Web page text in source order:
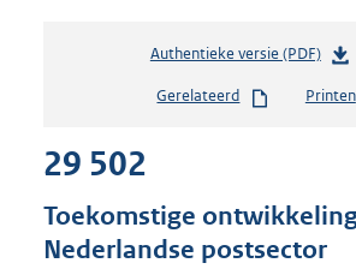
Authentieke versie (PDF)b
s
d
s
g
Gerelateerd Printen
29 502
Toekomstige
Nederlandse postsector